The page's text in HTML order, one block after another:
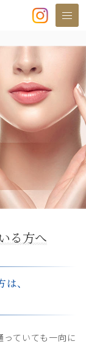
クなら美容整形・
る方へ
、
ていても一向に